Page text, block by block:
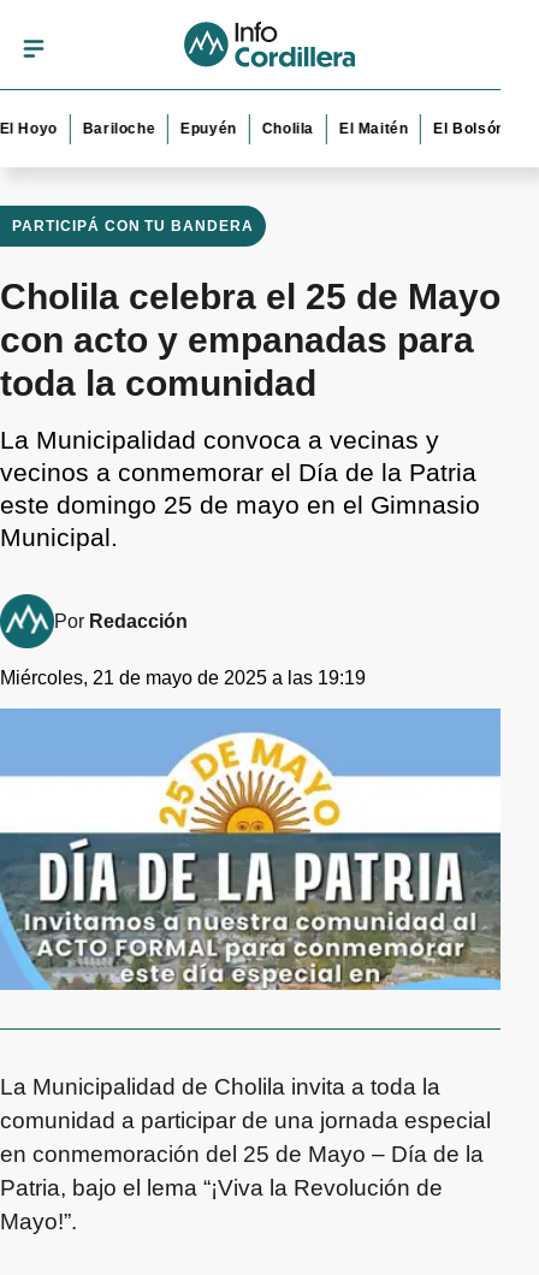
Bariloche Epuyén Cholila El Maitén El Bolsón
PARTICIPÁ CON TU BANDERA
Cholila celebra el 25 de Mayo
con acto y empanadas para
toda la comunidad
La Municipalidad convoca a vecinas y
vecinos a conmemorar el Día de la Patria
este domingo 25 de mayo en el Gimnasio
Municipal.
Por Redacción
Miércoles, 21 de mayo de 2025 a las 19:19
La Municipalidad de Cholila invita a toda la
comunidad a participar de una jornada especial
en conmemoración del 25 de Mayo – Día de la
Patria, bajo el lema “¡Viva la Revolución de
Mayo!”.